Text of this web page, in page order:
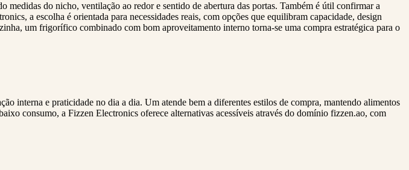
do nicho, ventilação ao redor e sentido de abertura das portas. Também é útil confirmar a
a escolha é orientada para necessidades reais, com opções que equilibram capacidade, design
um frigorífico combinado com bom aproveitamento interno torna-se uma compra estratégica para o
interna e praticidade no dia a dia. Um atende bem a diferentes estilos de compra, mantendo alimentos
consumo, a Fizzen Electronics oferece alternativas acessíveis através do domínio fizzen.ao, com